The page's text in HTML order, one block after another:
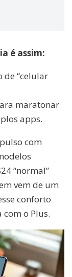
é assim:
de “celular
maratonar
apps.
com
“normal”
vem de um
conforto
com o Plus.